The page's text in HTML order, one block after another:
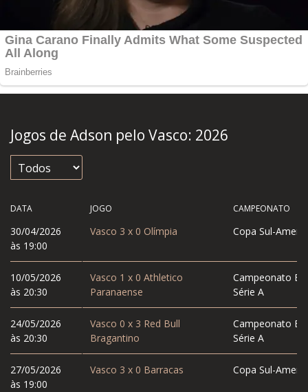
Jogos de Adson pelo Vasco: 2026
DATA
30/04/2026
às 19:00
10/05/2026
às 20:30
24/05/2026
às 20:30
27/05/2026
às 19:00
JOGO CAMPEONATO
Vasco 3 x 0 Olímpia Copa Sul-
Vasco 1 x 0 Athletico
Paranaense
Campeonato
Série A
Vasco 0 x 3 Red Bull
Bragantino
Campeonato
Série A
Vasco 3 x 0 Barracas Copa Sul-